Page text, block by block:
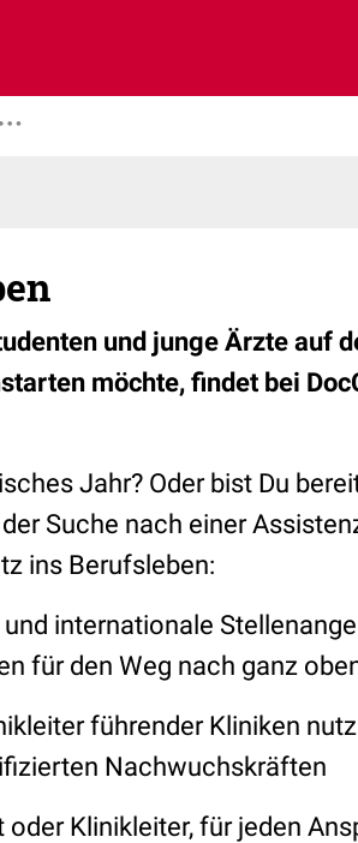
und junge Ärzte auf
möchte, findet bei
Jahr? Oder bist Du
Suche nach einer
ins Berufsleben:
internationale
für den Weg nach ganz
führender Kliniken
Nachwuchskräften
oder Klinikleiter, für jeden